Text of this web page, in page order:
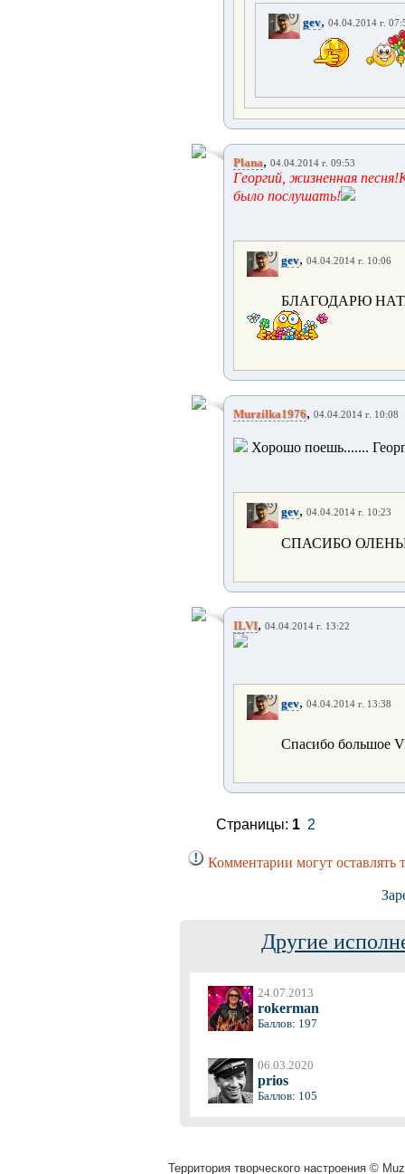
gev, 04.04.2014 г.
Plana, 04.04.2014 г. 09:53
Георгий, жизненная
было послушать!
gev, 04.04.2014 г. 10:06
БЛАГОДАРЮ
Murzilka1976, 04.04.2014 г. 10:08
Хорошо поешь.......
gev, 04.04.2014 г. 10:23
СПАСИБО
ILVI, 04.04.2014 г. 13:22
gev, 04.04.2014 г. 13:38
Спасибо большое
Страницы: 1 2
Комментарии могут оставлять
Другие
24.07.2013
rokerman
Баллов: 197
06.03.2020
prios
Баллов: 105
Территория творческого настроения ©